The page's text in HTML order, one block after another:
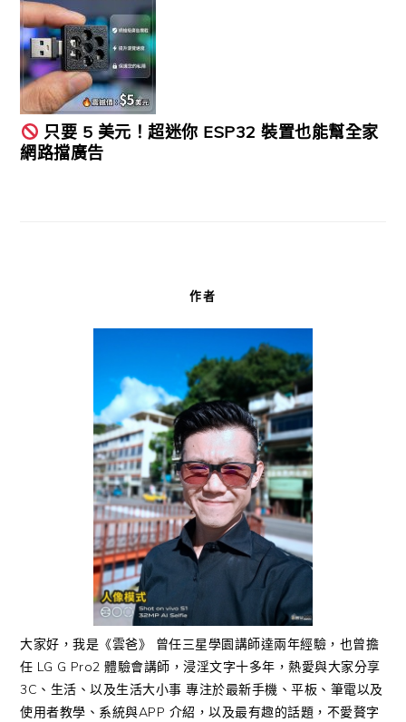
只要 5 美元！超迷你 ESP32 裝置也能幫全家
網路擋廣告
作者
大家好，我是《雲爸》 曾任三星學園講師達兩年經驗，也曾擔
任 LG G Pro2 體驗會講師，浸淫文字十多年，熱愛與大家分享
3C、生活、以及生活大小事 專注於最新手機、平板、筆電以及
使用者教學、系統與APP 介紹，以及最有趣的話題，不愛贅字